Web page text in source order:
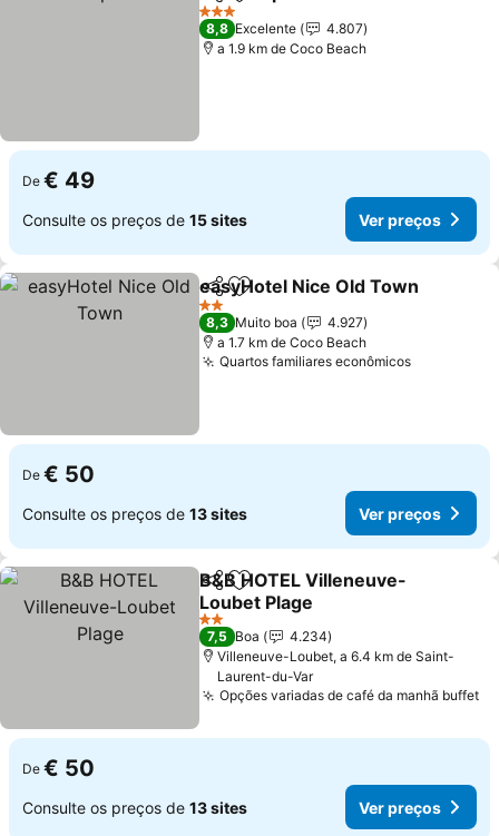
3 Estrelas
8,8 Excelente
4.807
a 1.9 km de Coco Beach
De € 49
Consulte os preços de 15 sites Ver preços
PartilharAdicionar aos favoritos
easyHotel Nice Old Town
2 Estrelas
8,3 Muito boa
4.927
a 1.7 km de Coco Beach
Quartos familiares econômicos
De € 50
Consulte os preços de 13 sites Ver preços
PartilharAdicionar aos favoritos
B&B HOTEL Villeneuve-
Loubet Plage
2 Estrelas
7,5 Boa
4.234
Villeneuve-Loubet, a 6.4 km de Saint-
Laurent-du-Var
Opções variadas de café da manhã buffet
De € 50
Consulte os preços de 13 sites Ver preços